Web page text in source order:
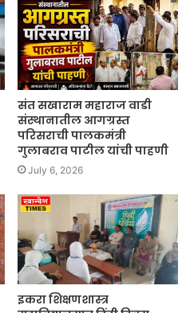
संत सखाराम महाराज वाडी
संस्थानातील आगग्रस्त
परिसराची पालकमंत्री
गुलाबराव पाटील यांची पाहणी
July 6, 2026
इकरा शिक्षणशास्त्र